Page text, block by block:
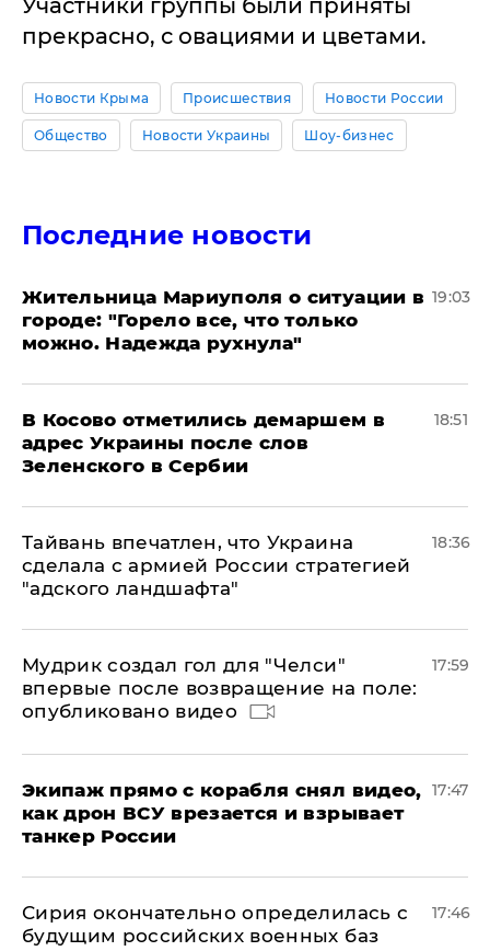
Участники группы были приняты
прекрасно, с овациями и цветами.
Новости Крыма Происшествия Новости России
Общество Новости Украины Шоу-бизнес
Последние новости
Жительница Мариуполя о ситуации в
городе: "Горело все, что только
можно. Надежда рухнула"
19:03
В Косово отметились демаршем в
адрес Украины после слов
Зеленского в Сербии
18:51
Тайвань впечатлен, что Украина
сделала с армией России стратегией
"адского ландшафта"
18:36
Мудрик создал гол для "Челси"
впервые после возвращение на поле:
опубликовано видео
17:59
Экипаж прямо с корабля снял видео,
как дрон ВСУ врезается и взрывает
танкер России
17:47
Сирия окончательно определилась с
будущим российских военных баз
17:46